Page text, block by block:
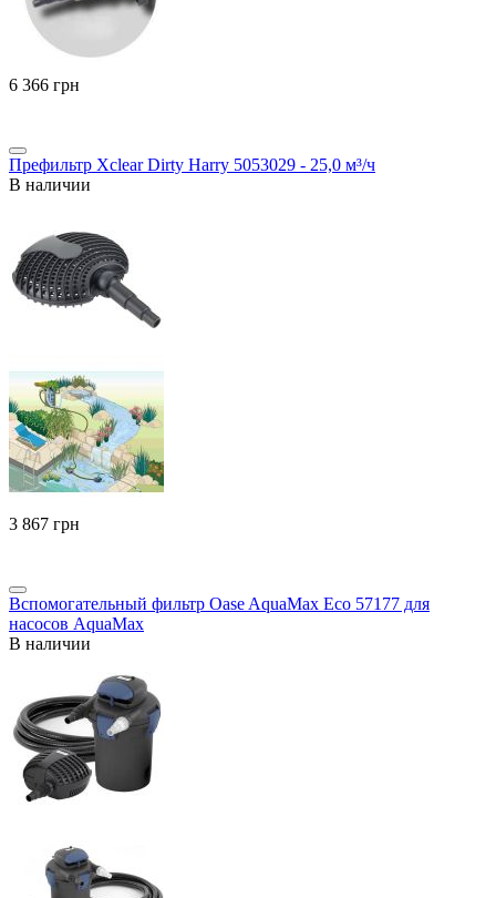
‍6 366‍ грн
Префильтр Xclear Dirty Harry 5053029 - 25,0 м³/ч
В наличии
‍3 867‍ грн
Вспомогательный фильтр Oase AquaMax Eco 57177 для
насосов AquaMax
В наличии